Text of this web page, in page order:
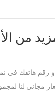
من
رقم هاتفك في